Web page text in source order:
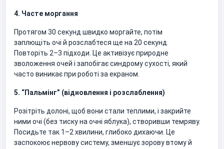
4. Часте моргання
Протягом 30 секунд швидко моргайте, потім
заплющіть очі й розслабтеся ще на 20 секунд.
Повторіть 2–3 підходи. Це активізує природне
зволоження очей і запобігає синдрому сухості, який
часто виникає при роботі за екраном.
5. “Пальмінг” (відновлення і розслаблення)
Розітріть долоні, щоб вони стали теплими, і закрийте
ними очі (без тиску на очні яблука), створивши темряву.
Посидьте так 1–2 хвилини, глибоко дихаючи. Це
заспокоює нервову систему, зменшує зорову втому й